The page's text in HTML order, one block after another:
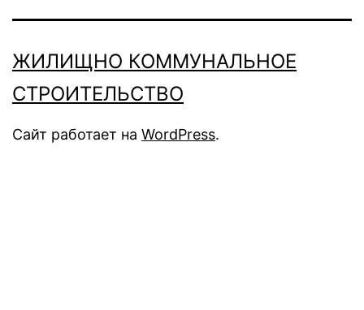
ЖИЛИЩНО КОММУНАЛЬНОЕ
СТРОИТЕЛЬСТВО
Сайт работает на WordPress.